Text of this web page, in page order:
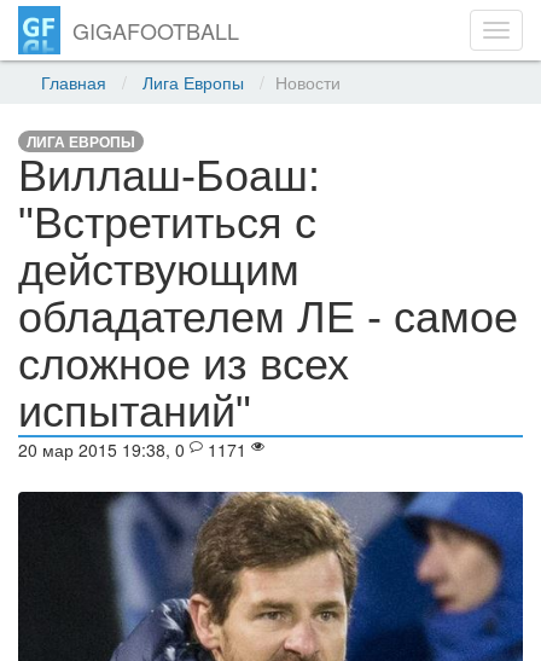
GIGAFOOTBALL
Главная Лига Европы Новости
ЛИГА ЕВРОПЫ
Виллаш-Боаш:
"Встретиться с
действующим
обладателем ЛЕ - самое
сложное из всех
испытаний"
20 мар 2015 19:38, 0 1171